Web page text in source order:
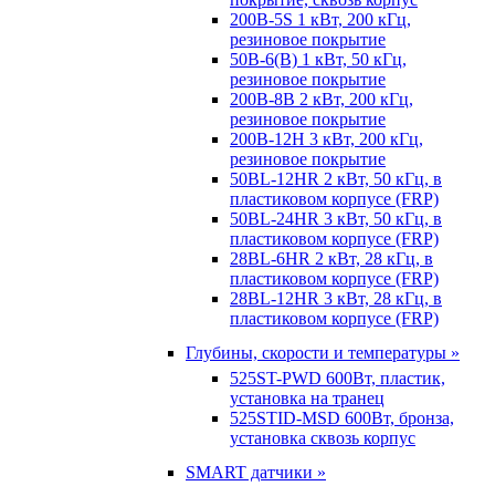
200B-5S 1 кВт, 200 кГц,
резиновое покрытие
50B-6(B) 1 кВт, 50 кГц,
резиновое покрытие
200B-8B 2 кВт, 200 кГц,
резиновое покрытие
200B-12H 3 кВт, 200 кГц,
резиновое покрытие
50BL-12HR 2 кВт, 50 кГц, в
пластиковом корпусе (FRP)
50BL-24HR 3 кВт, 50 кГц, в
пластиковом корпусе (FRP)
28BL-6HR 2 кВт, 28 кГц, в
пластиковом корпусе (FRP)
28BL-12HR 3 кВт, 28 кГц, в
пластиковом корпусе (FRP)
Глубины, скорости и температуры »
525ST-PWD 600Вт, пластик,
установка на транец
525STID-MSD 600Вт, бронза,
установка сквозь корпус
SMART датчики »